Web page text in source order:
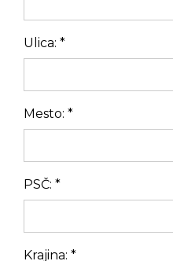
Ulica: *
Mesto: *
PSČ: *
Krajina: *